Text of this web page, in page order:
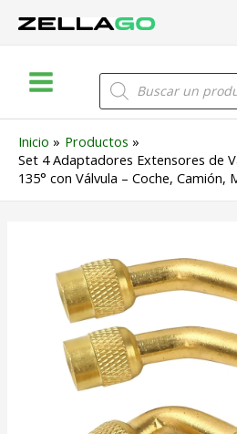
Menu
Búsqueda
de
productos
Inicio
Productos
Set 4 Adaptadores Extensores de
135° con Válvula – Coche,
Adaptadores
Extensores